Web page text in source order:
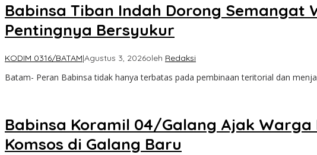
Babinsa Tiban Indah Dorong
Pentingnya Bersyukur
KODIM 0316/BATAM|Agustus 3, 2026oleh Redaksi
Batam- Peran Babinsa tidak hanya terbatas pada pembinaan teritorial dan
Babinsa Koramil 04/Galang Ajak
Komsos di Galang Baru